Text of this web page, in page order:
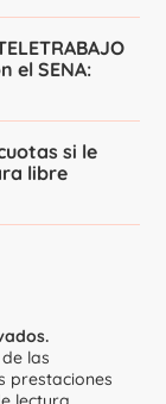
el SENA:
si le
libre
las
prestaciones